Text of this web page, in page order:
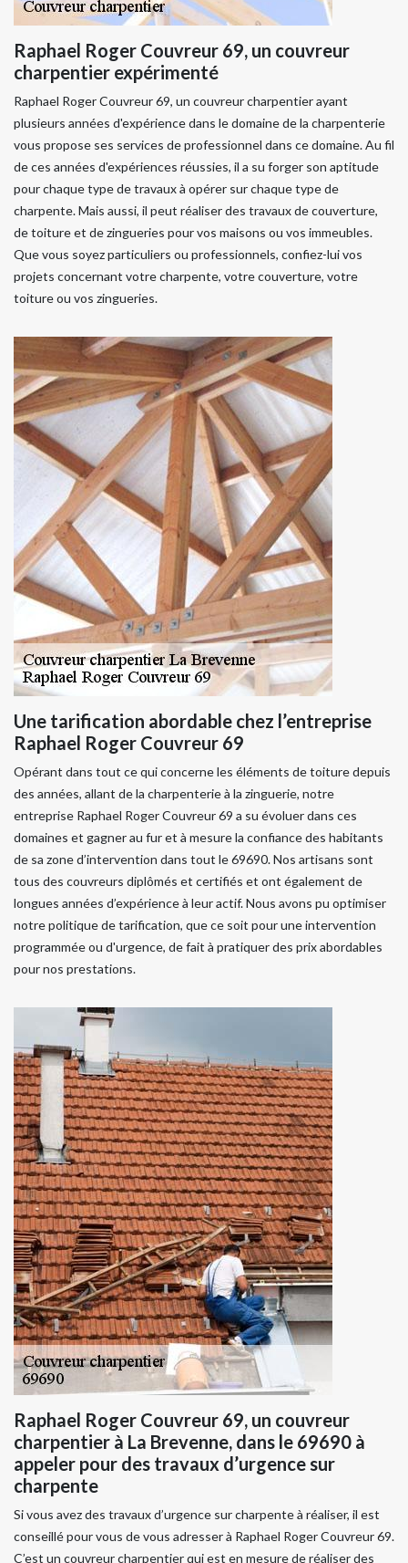
Raphael Roger Couvreur 69, un couvreur
charpentier expérimenté
Raphael Roger Couvreur 69, un couvreur charpentier ayant
plusieurs années d'expérience dans le domaine de la charpenterie
vous propose ses services de professionnel dans ce domaine. Au fil
de ces années d'expériences réussies, il a su forger son aptitude
pour chaque type de travaux à opérer sur chaque type de
charpente. Mais aussi, il peut réaliser des travaux de couverture,
de toiture et de zingueries pour vos maisons ou vos immeubles.
Que vous soyez particuliers ou professionnels, confiez-lui vos
projets concernant votre charpente, votre couverture, votre
toiture ou vos zingueries.
Une tarification abordable chez l’entreprise
Raphael Roger Couvreur 69
Opérant dans tout ce qui concerne les éléments de toiture depuis
des années, allant de la charpenterie à la zinguerie, notre
entreprise Raphael Roger Couvreur 69 a su évoluer dans ces
domaines et gagner au fur et à mesure la confiance des habitants
de sa zone d’intervention dans tout le 69690. Nos artisans sont
tous des couvreurs diplômés et certifiés et ont également de
longues années d’expérience à leur actif. Nous avons pu optimiser
notre politique de tarification, que ce soit pour une intervention
programmée ou d'urgence, de fait à pratiquer des prix abordables
pour nos prestations.
Raphael Roger Couvreur 69, un couvreur
charpentier à La Brevenne, dans le 69690 à
appeler pour des travaux d’urgence sur
charpente
Si vous avez des travaux d’urgence sur charpente à réaliser, il est
conseillé pour vous de vous adresser à Raphael Roger Couvreur 69.
C’est un couvreur charpentier qui est en mesure de réaliser des